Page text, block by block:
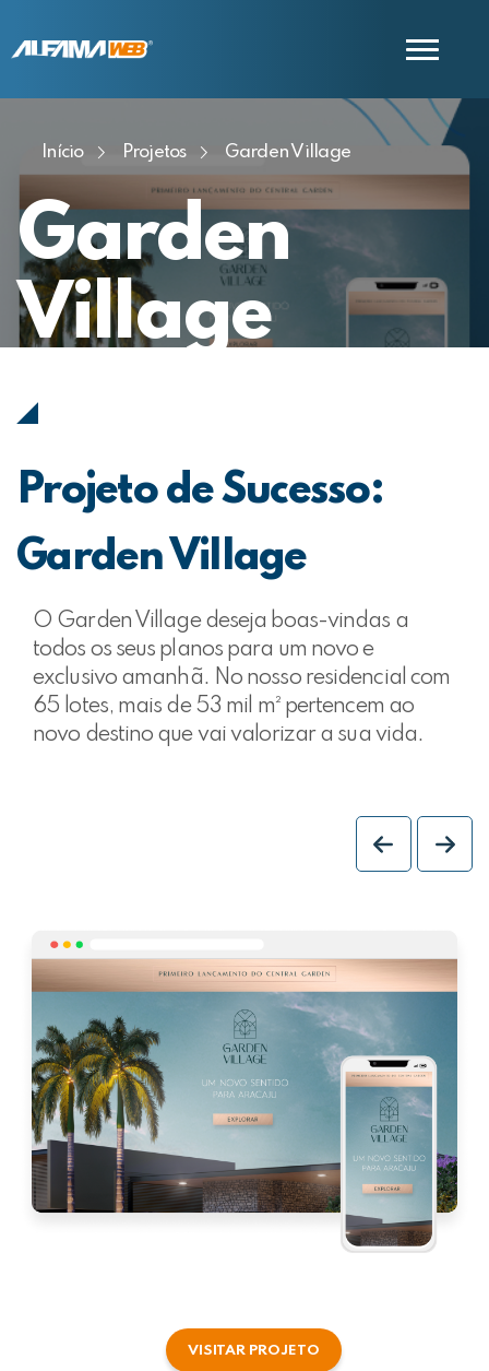
COMERCIAL
SUPORTE
Início Projetos Garden Village
Garden
Village
Projeto de Sucesso:
Garden Village
O Garden Village deseja boas-vindas a
todos os seus planos para um novo e
exclusivo amanhã. No nosso residencial com
65 lotes, mais de 53 mil m² pertencem ao
novo destino que vai valorizar a sua vida.
VISITAR PROJETO